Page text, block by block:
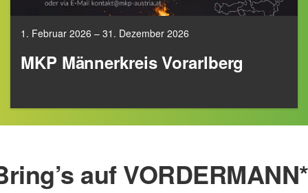
1. Februar 2026 – 31. Dezember 2026
MKP Männerkreis Vorarlberg
auf